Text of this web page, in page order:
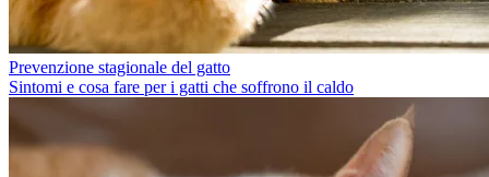
Prevenzione stagionale del gatto
Sintomi e cosa fare per i gatti che soffrono il caldo